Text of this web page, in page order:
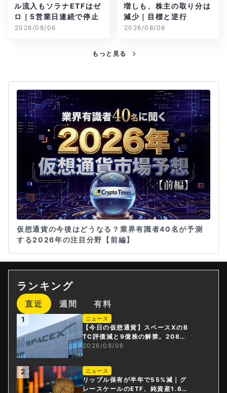
ル流入もソラナETFはゼ
ロ｜5営業日連続で停止
2026/08/06
増しも、株主の取り分は
減少｜目標と逆行
2026/08/06
もっと見る
仮想通貨の今後はどうなる？業界有識者40名が予測
する2026年の注目分野【前編】
ランキング
直近 週間 有料
1 ニュース
【今日の仮想通貨】スペースXのB
TC評価減と9億株の解禁。208億
円相当のBTCが盗難
2026/08/06
2 ニュース
リップル保有が半年で55%減｜グ
レースケールのETF、純資産1.6億